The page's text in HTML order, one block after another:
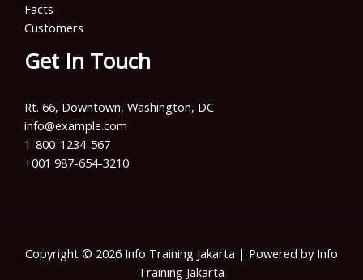
Facts
Customers
Get In Touch
Rt. 66, Downtown, Washington, DC
info@example.com​
1-800-1234-567
+001 987-654-3210
Copyright © 2026 Info Training Jakarta | Powered by Info
Training Jakarta